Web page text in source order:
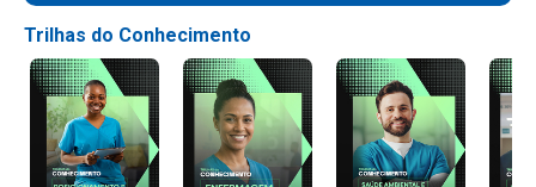
Trilhas do Conhecimento